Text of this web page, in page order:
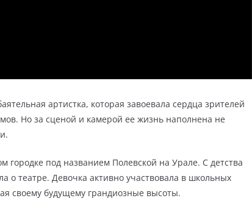
артистка, которая завоевала сердца зрителей
Но за сценой и камерой ее жизнь наполнена не
городке под названием Полевской на Урале. С детства
о театре. Девочка активно участвовала в школьных
своему будущему грандиозные высоты.